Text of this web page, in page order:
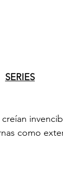
SERIES
como